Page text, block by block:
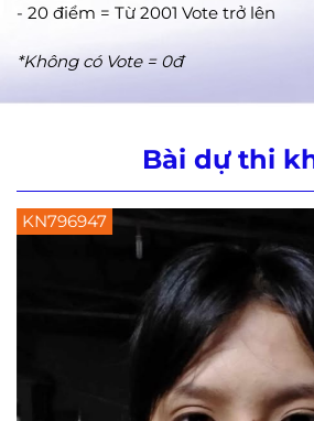
- 20 điểm = Từ 2001 Vote trở lên
*Không có Vote = 0đ
Bài dự thi
KN798934